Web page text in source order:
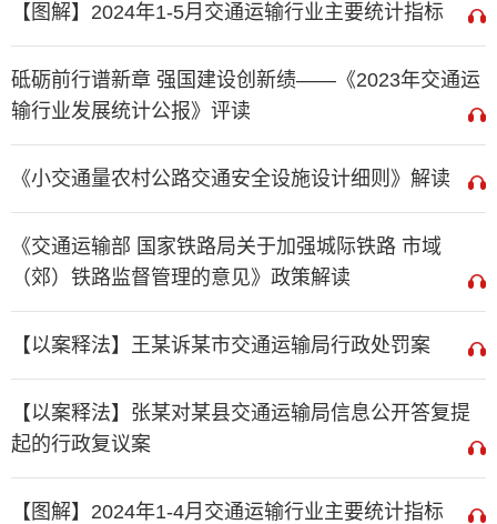
【图解】2024年1-5月交通运输行业主要统计指标
砥砺前行谱新章 强国建设创新绩——《2023年交通运
输行业发展统计公报》评读
《小交通量农村公路交通安全设施设计细则》解读
《交通运输部 国家铁路局关于加强城际铁路 市域
（郊）铁路监督管理的意见》政策解读
【以案释法】王某诉某市交通运输局行政处罚案
【以案释法】张某对某县交通运输局信息公开答复提
起的行政复议案
【图解】2024年1-4月交通运输行业主要统计指标